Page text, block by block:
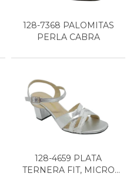
128-7368 PALOMITAS
PERLA CABRA
128-4659 PLATA
TERNERA FIT, MICRO